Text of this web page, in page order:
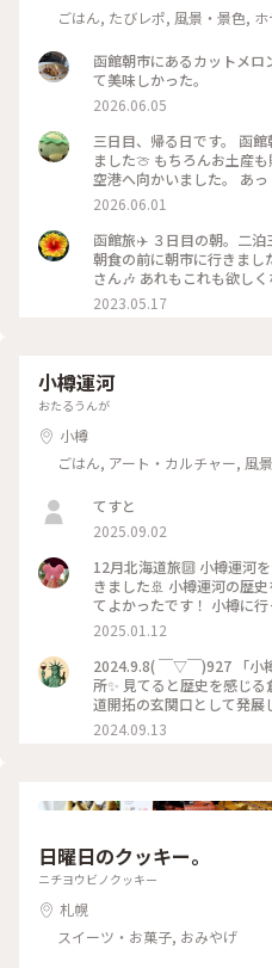
ごはん, たびレポ, 風景・景色,
函館朝市にあるカットメロ
て美味しかった。
2026.06.05
三日目、帰る日です。 函
ました🍈 もちろんお土産も
空港へ向かいました。 あ
所。 八幡坂ももちろん行
みたけど、夜はいらなかったかも笑 三日間通して
満足🍽️ 海鮮とアイスクリー
館旅行はめっちゃ楽しかった
third day, we visited
throughout the three day. We ate plenty of seafood and
2026.06.01
函館旅✈️ ３日目の朝。二泊
朝食の前に朝市に行きまし
さん🎶 あれもこれも欲し
カとか、乾き物中心にお
てるだけでも楽しい🎶 #私のことりっぷ
2023.05.17
小樽運河
おたるうんが
小樽
ごはん, アート・カルチャー, 風
てすと
2025.09.02
12月北海道旅🔟 小樽運河
きました🚢 小樽運河の歴
てよかったです！ 小樽に
アクティビティです✨ #小
リップ2024
2025.01.12
2024.9.8( ￣▽￣)927 「小
所✨ 見てると歴史を感じる倉庫街と河✨ ※引用 小樽港は北海
道開拓の玄関口として発展
沖に泊め、はしけ（台船
り扱う荷量が多くなり、
樽市#小樽運河#堺町通り#
2024.09.13
日曜日のクッキー。
ニチヨウビノクッキー
札幌
スイーツ・お菓子, おみやげ